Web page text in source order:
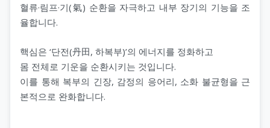
혈류·림프·기(氣) 순환을 자극하고 내부 장기의 기능을 조
율합니다.
핵심은 ‘단전(丹田, 하복부)’의 에너지를 정화하고
몸 전체로 기운을 순환시키는 것입니다.
이를 통해 복부의 긴장, 감정의 응어리, 소화 불균형을 근
본적으로 완화합니다.